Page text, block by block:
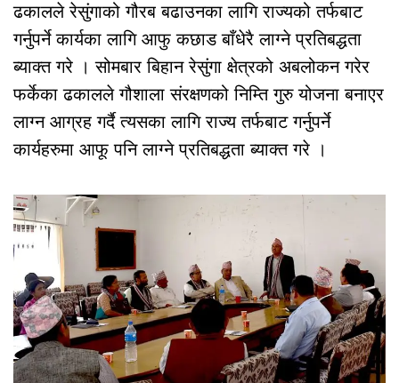
ढकालले रेसुंगाको गौरब बढाउनका लागि राज्यको तर्फबाट
गर्नुपर्ने कार्यका लागि आफु कछाड बाँधेरै लाग्ने प्रतिबद्धता
ब्याक्त गरे । सोमबार बिहान रेसुंगा क्षेत्रको अबलोकन गरेर
फर्केका ढकालले गौशाला संरक्षणको निम्ति गुरु योजना बनाएर
लाग्न आग्रह गर्दै त्यसका लागि राज्य तर्फबाट गर्नुपर्ने
कार्यहरुमा आफू पनि लाग्ने प्रतिबद्धता ब्याक्त गरे ।